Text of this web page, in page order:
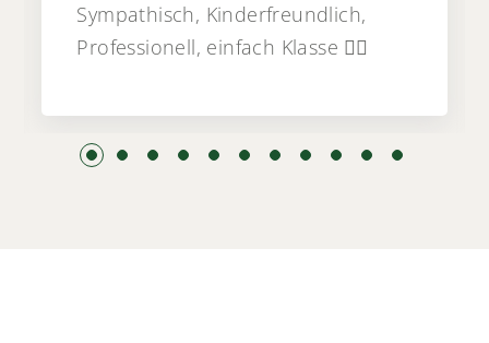
Sympathisch, Kinderfreundlich,
Professionell, einfach Klasse 👍🏻